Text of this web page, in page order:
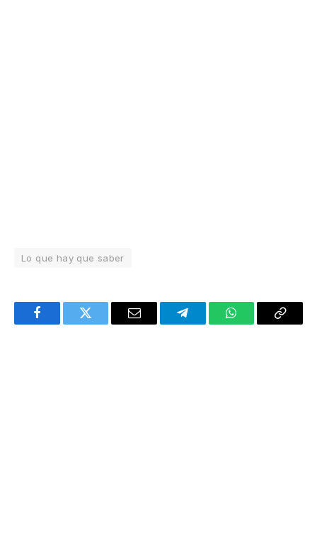
Lo que hay que saber
FacebookTwitter Email TelegramWhatsAppCopy